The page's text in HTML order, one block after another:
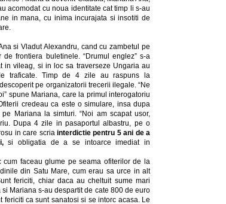
acomodat cu noua identitate cat timp li s-au
in mana, cu inima incurajata si insotiti de
si Vladut Alexandru, cand cu zambetul pe
frontiera buletinele. “Drumul englez” s-a
in vileag, si in loc sa traverseze Ungaria au
traficate. Timp de 4 zile au raspuns la
pe organizatorii trecerii ilegale. “Ne
spune Mariana, care la primul interogatoriu
credeau ca este o simulare, insa dupa
Mariana la simturi. “Noi am scapat usor,
Dupa 4 zile in pasaportul albastru, pe o
in care scria interdictie pentru 5 ani de a
si obligatia de a se intoarce imediat in
cum faceau glume pe seama ofiterilor de la
din Satu Mare, cum erau sa urce in alt
fericiti, chiar daca au cheltuit sume mari
Mariana s-au despartit de cate 800 de euro
ca sunt sanatosi si se intorc acasa. Le